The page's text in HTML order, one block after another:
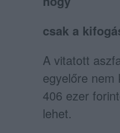
csak a
A vitatott
egyelőre nem
406 ezer
lehet.